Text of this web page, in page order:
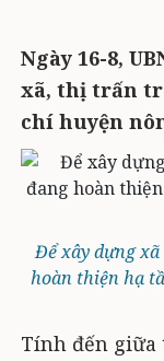
Ngày 16-8,
xã, thị trấn
chí huyện
Để xây dựng
hoàn thiện hạ
Tính đến giữa